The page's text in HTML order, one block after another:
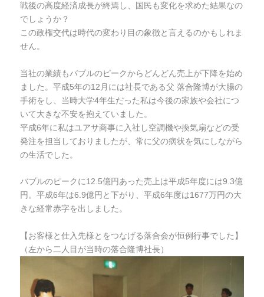
戦後の高度経済成長が終焉し、国民も変化を求めた結果なの
でしょうか？
この政権交代は時代の変わり目の象徴と言えるのかもしれま
せん。
当社の業績もバブルのピークからどんどん売上が下降を始め
ました。平成5年の12月には社長である父 落合隆博が大腸の
手術をし、当時大学4年生だった私は今後の家族や会社につ
いて大きな不安を抱えていました。
平成6年に私はユアサ商事に入社し空調機や換気扇などの受
発注を担当しておりましたが、常に父の病状を気にしながら
の生活でした。
バブルのピークに12.5億円あった売上は平成5年度には9.3億
円。平成6年は6.9億円と下がり、平成6年度は1677万円の大
きな経常赤字を出しました。
【お客様と仕入先様とをつなげる落合会が恒例行事でした】
（左から二人目が当時の落合隆博社長）